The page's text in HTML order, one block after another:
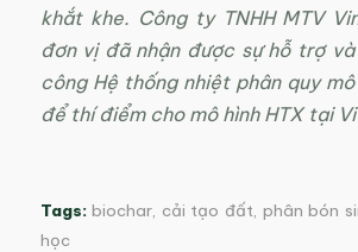
khắt khe. Công ty TNHH MTV
đơn vị đã nhận được sự hỗ trợ
công Hệ thống nhiệt phân quy
để thí điểm cho mô hình HTX tại
Tags: biochar, cải tạo đất, phân bón
học